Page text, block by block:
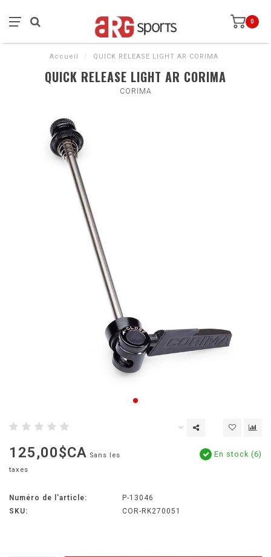
0
Accueil / QUICK RELEASE LIGHT AR CORIMA
QUICK RELEASE LIGHT AR CORIMA
CORIMA
125,00$CA Sans les
taxes
En stock (6)
Numéro de l'article:
P-13046
SKU:
COR-RK270051